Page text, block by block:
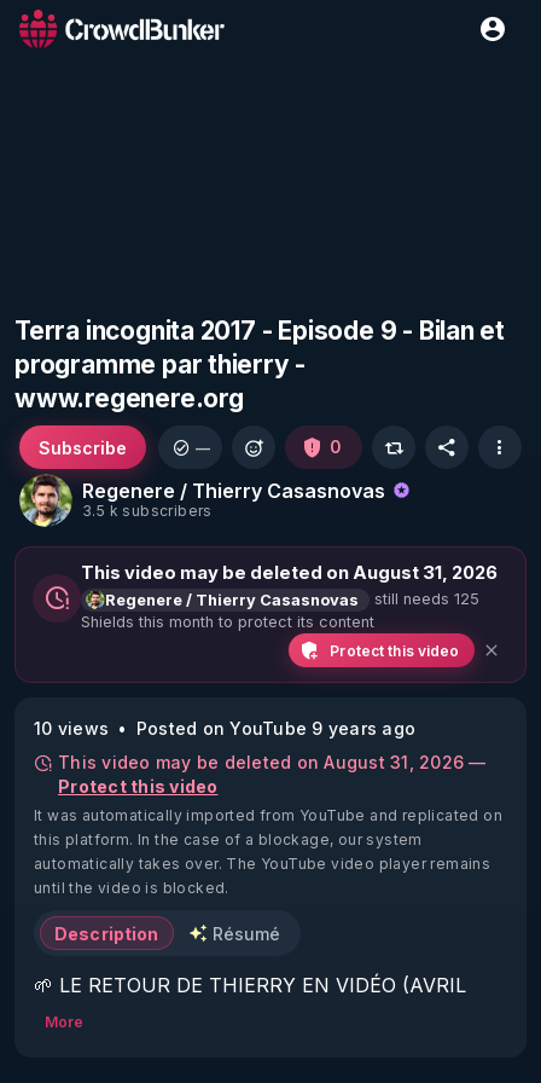
Terra incognita 2017 - Episode 9 - Bilan et
programme par thierry -
www.regenere.org
Regenere / Thierry Casasnovas
3.5 k subscribers
Subscribe — 0
This video may be deleted on August 31, 2026
Regenere / Thierry Casasnovas
still needs 125
Shields this month to protect its content
Protect this video
10 views
Posted on YouTube 9 years ago
This video may be deleted on August 31, 2026 —
Protect this video
It was automatically imported from YouTube and replicated on
this platform. In the case of a blockage, our system
automatically takes over. The YouTube video player remains
until the video is blocked.
Description Résumé
🌱 LE RETOUR DE THIERRY EN VIDÉO (AVRIL
2022)!
More